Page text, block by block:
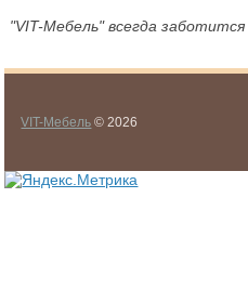
"VIT-Мебель" всегда
VIT-Мебель © 2026